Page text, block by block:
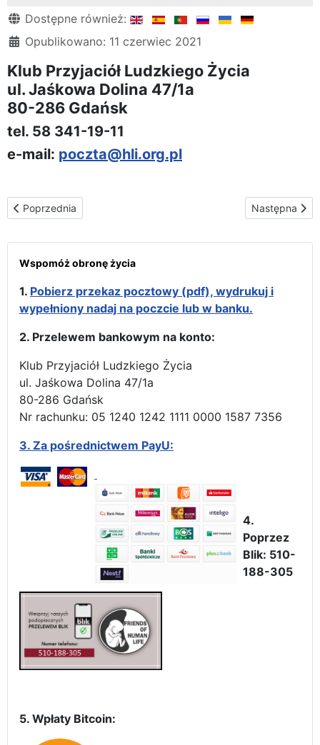
Szczegóły
Dostępne również:
Opublikowano: 11 czerwiec 2021
Klub Przyjaciół Ludzkiego Życia
ul. Jaśkowa Dolina 47/1a
80-286 Gdańsk
tel. 58 341-19-11
e-mail: poczta@hli.org.pl
Poprzednia strona: Materiały do pobrania
Poprzednia Następna
Następna
Wspomóż obronę życia
1. Pobierz przekaz pocztowy (pdf), wydrukuj i
wypełniony nadaj na poczcie lub w banku.
2. Przelewem bankowym na konto:
Klub Przyjaciół Ludzkiego Życia
ul. Jaśkowa Dolina 47/1a
80-286 Gdańsk
Nr rachunku: 05 1240 1242 1111 0000 1587 7356
3. Za pośrednictwem PayU:
4.
Poprzez
Blik: 510-
188-305
5. Wpłaty Bitcoin: